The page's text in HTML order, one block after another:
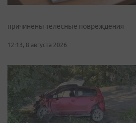
причинены телесные повреждения
12:13, 8 августа 2026